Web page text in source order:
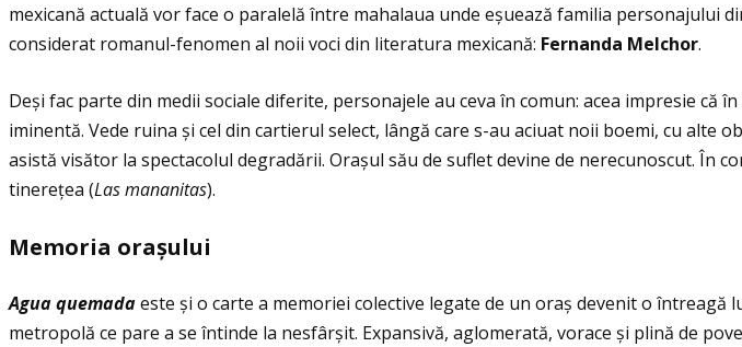
mexicană actuală vor face o paralelă între mahalaua unde eșuează familia personajului
considerat romanul-fenomen al noii voci din literatura mexicană: Fernanda Melchor.
Deși fac parte din medii sociale diferite, personajele au ceva în comun: acea impresie
iminentă. Vede ruina și cel din cartierul select, lângă care s-au aciuat noii boemi, cu alte
asistă visător la spectacolul degradării. Orașul său de suflet devine de nerecunoscut.
tinereţea (Las mananitas).
Memoria orașului
Agua quemadaeste și o carte a memoriei colective legate de un oraș devenit o întreagă
metropolă ce pare a se întinde la nesfârșit. Expansivă, aglomerată, vorace și plină de